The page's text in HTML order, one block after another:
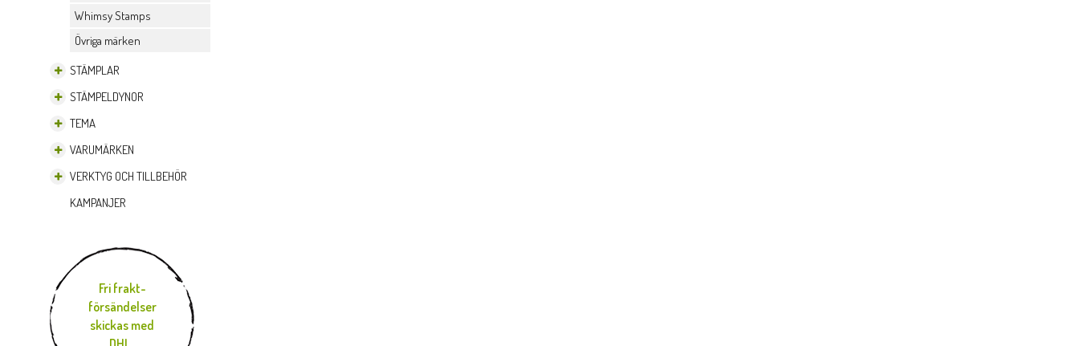
Whimsy Stamps
Övriga märken
STÄMPLAR
STÄMPELDYNOR
TEMA
VARUMÄRKEN
VERKTYG OCH TILLBEHÖR
KAMPANJER
Fri frakt-
försändelser
skickas med